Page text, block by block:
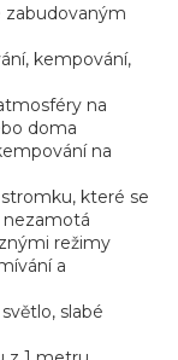
kempování,
na
doma
na
které se
režimy
a
slabé